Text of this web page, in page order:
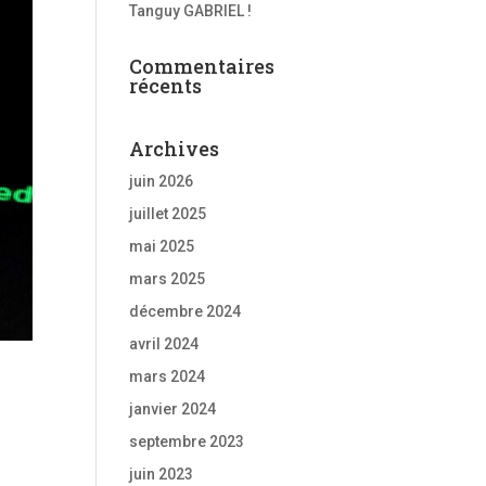
Tanguy GABRIEL !
Commentaires
récents
Archives
juin 2026
juillet 2025
mai 2025
mars 2025
décembre 2024
avril 2024
mars 2024
janvier 2024
septembre 2023
juin 2023